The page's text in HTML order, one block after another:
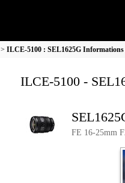
ILCE-5100 : SEL1625G
ILCE-5100 -
FE 16-25mm